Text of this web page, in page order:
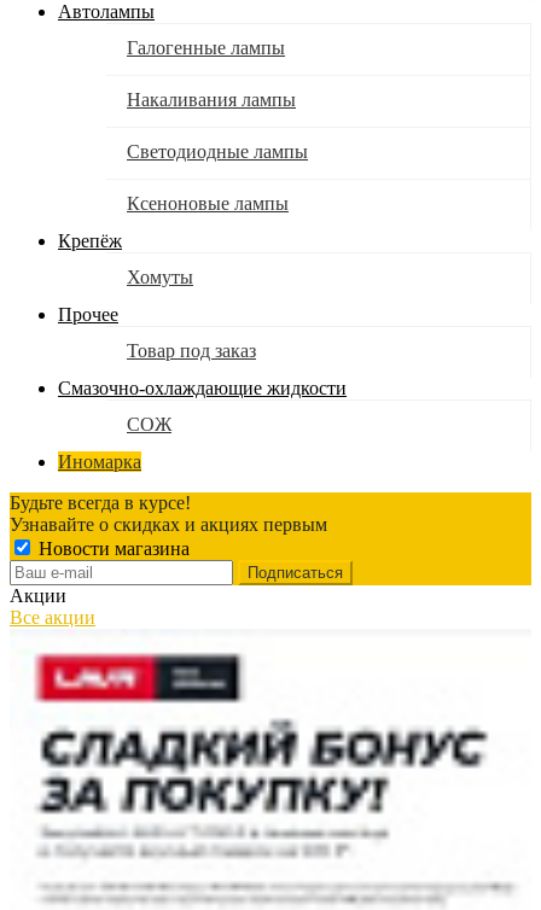
Автолампы
Галогенные лампы
Накаливания лампы
Светодиодные лампы
Ксеноновые лампы
Крепёж
Хомуты
Прочее
Товар под заказ
Смазочно-охлаждающие жидкости
СОЖ
Иномарка
Будьте всегда в курсе!
Узнавайте о скидках и акциях первым
Новости магазина
Акции
Все акции